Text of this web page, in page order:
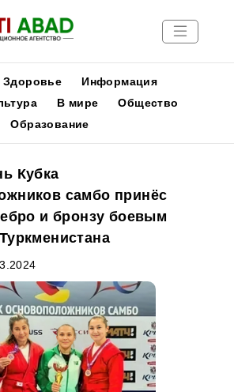
Здоровье
Информация
В мире
Общество
Образование
Кубка
самбо принёс
и бронзу боевым